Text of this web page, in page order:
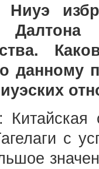
Ниуэ
данному
Китайская
с